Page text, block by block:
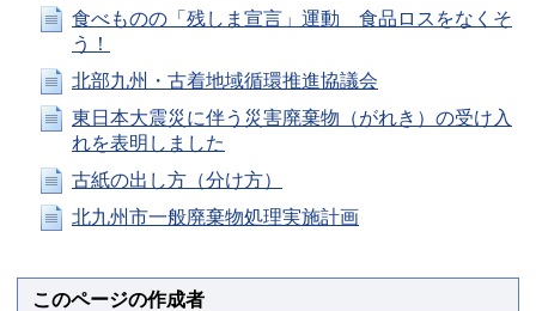
食べものの「残しま宣言」運動 食品ロスをなくそ
う！
北部九州・古着地域循環推進協議会
東日本大震災に伴う災害廃棄物（がれき）の受け入
れを表明しました
古紙の出し方（分け方）
北九州市一般廃棄物処理実施計画
このページの作成者